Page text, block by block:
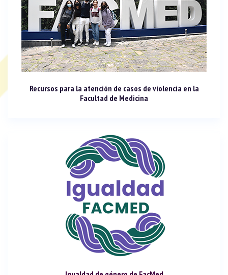
Recursos para la atención de casos de violencia en la
Facultad de Medicina